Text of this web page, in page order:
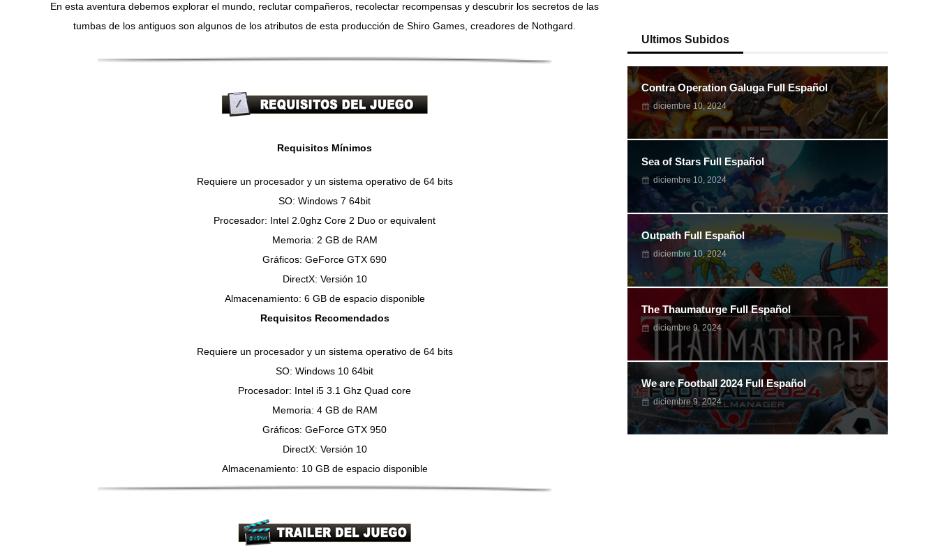
En esta aventura debemos explorar el mundo, reclutar compañeros, recolectar recompensas y descubrir los secretos de las
tumbas de los antiguos son algunos de los atributos de esta producción de Shiro Games, creadores de Nothgard.
Requisitos Mínimos
Requiere un procesador y un sistema operativo de 64 bits
SO: Windows 7 64bit
Procesador: Intel 2.0ghz Core 2 Duo or equivalent
Memoria: 2 GB de RAM
Gráficos: GeForce GTX 690
DirectX: Versión 10
Almacenamiento: 6 GB de espacio disponible
Requisitos Recomendados
Requiere un procesador y un sistema operativo de 64 bits
SO: Windows 10 64bit
Procesador: Intel i5 3.1 Ghz Quad core
Memoria: 4 GB de RAM
Gráficos: GeForce GTX 950
DirectX: Versión 10
Almacenamiento: 10 GB de espacio disponible
Ultimos Subidos
Contra Operation Galuga Full Español
diciembre 10, 2024
Sea of Stars Full Español
diciembre 10, 2024
Outpath Full Español
diciembre 10, 2024
The Thaumaturge Full Español
diciembre 9, 2024
We are Football 2024 Full Español
diciembre 9, 2024